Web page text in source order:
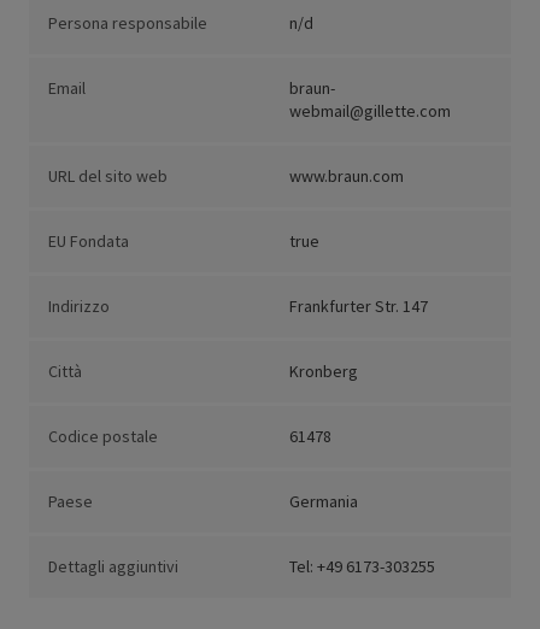
Persona responsabile n/d
Email
braun-
webmail@gillette.com
URL del sito web www.braun.com
EU Fondata true
Indirizzo Frankfurter Str. 147
Città Kronberg
Codice postale 61478
Paese Germania
Dettagli aggiuntivi Tel: +49 6173-303255